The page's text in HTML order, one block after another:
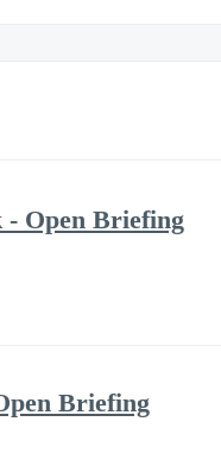
- Open Briefing
Briefing